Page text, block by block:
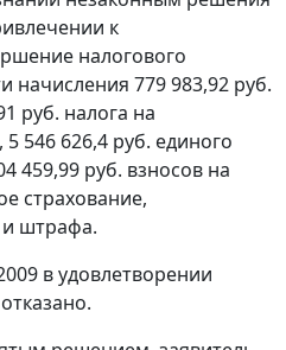
к
налогового
начисления 779 983,92 руб.
руб. налога на
546 626,4 руб. единого
459,99 руб. взносов на
страхование,
штрафа.
в удовлетворении